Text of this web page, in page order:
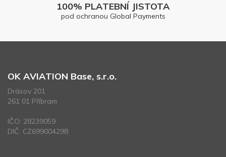
100% PLATEBNÍ JISTOTA
pod ochranou Global Payments
OK AVIATION Base, s.r.o.
Drásov 201
261 01 Příbram
IČO: 28239059
DIČ: CZ699004298